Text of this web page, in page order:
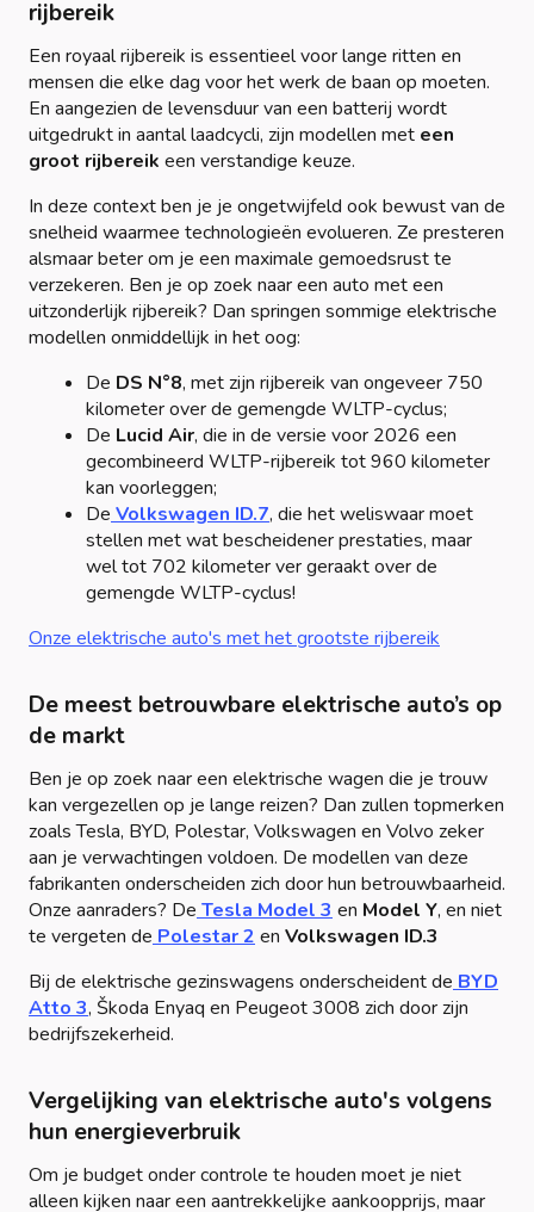
rijbereik
Een royaal rijbereik is essentieel voor lange ritten en
mensen die elke dag voor het werk de baan op moeten.
En aangezien de levensduur van een batterij wordt
uitgedrukt in aantal laadcycli, zijn modellen met een
groot rijbereik een verstandige keuze.
In deze context ben je je ongetwijfeld ook bewust van de
snelheid waarmee technologieën evolueren. Ze presteren
alsmaar beter om je een maximale gemoedsrust te
verzekeren. Ben je op zoek naar een auto met een
uitzonderlijk rijbereik? Dan springen sommige elektrische
modellen onmiddellijk in het oog:
De DS N°8, met zijn rijbereik van ongeveer 750
kilometer over de gemengde WLTP-cyclus;
De Lucid Air, die in de versie voor 2026 een
gecombineerd WLTP-rijbereik tot 960 kilometer
kan voorleggen;
De Volkswagen ID.7, die het weliswaar moet
stellen met wat bescheidener prestaties, maar
wel tot 702 kilometer ver geraakt over de
gemengde WLTP-cyclus!
Onze elektrische auto's met het grootste rijbereik
De meest betrouwbare elektrische auto’s op
de markt
Ben je op zoek naar een elektrische wagen die je trouw
kan vergezellen op je lange reizen? Dan zullen topmerken
zoals Tesla, BYD, Polestar, Volkswagen en Volvo zeker
aan je verwachtingen voldoen. De modellen van deze
fabrikanten onderscheiden zich door hun betrouwbaarheid.
Onze aanraders? De Tesla Model 3 en Model Y, en niet
te vergeten de Polestar 2 en Volkswagen ID.3
Bij de elektrische gezinswagens onderscheident de BYD
Atto 3, Škoda Enyaq en Peugeot 3008 zich door zijn
bedrijfszekerheid.
Vergelijking van elektrische auto's volgens
hun energieverbruik
Om je budget onder controle te houden moet je niet
alleen kijken naar een aantrekkelijke aankoopprijs, maar